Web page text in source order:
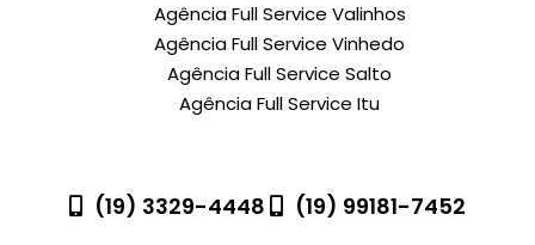
Agência Full Service Valinhos
Agência Full Service Vinhedo
Agência Full Service Salto
Agência Full Service Itu
(19) 3329-4448 (19) 99181-7452